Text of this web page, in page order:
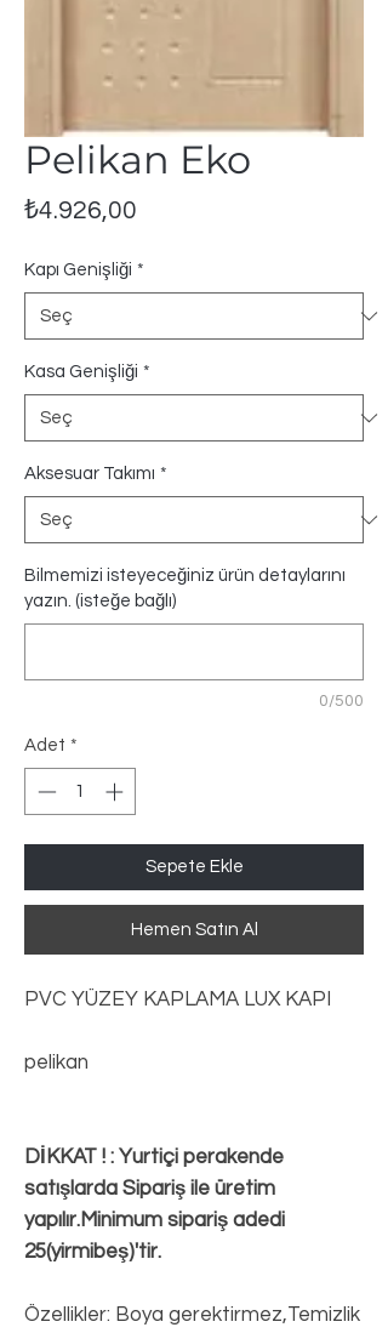
Pelikan Eko
₺4.926,00
Kapı Genişliği *
Kasa Genişliği *
Aksesuar Takımı *
Bilmemizi isteyeceğiniz ürün detaylarını
yazın. (isteğe bağlı)
0/500
Adet *
Sepete Ekle
Hemen Satın Al
PVC YÜZEY KAPLAMA LUX KAPI
pelikan
DİKKAT ! : Yurtiçi perakende
satışlarda Sipariş ile üretim
yapılır.Minimum sipariş adedi
25(yirmibeş)'tir.
Özellikler: Boya gerektirmez,Temizlik